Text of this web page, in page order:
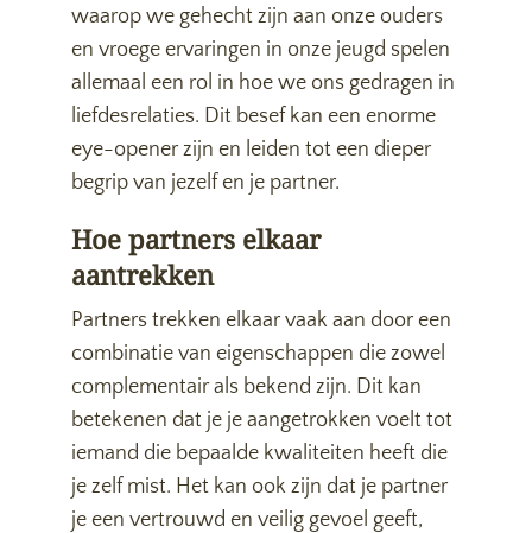
waarop we gehecht zijn aan onze ouders
en vroege ervaringen in onze jeugd spelen
allemaal een rol in hoe we ons gedragen in
liefdesrelaties. Dit besef kan een enorme
eye-opener zijn en leiden tot een dieper
begrip van jezelf en je partner.
Hoe partners elkaar
aantrekken
Partners trekken elkaar vaak aan door een
combinatie van eigenschappen die zowel
complementair als bekend zijn. Dit kan
betekenen dat je je aangetrokken voelt tot
iemand die bepaalde kwaliteiten heeft die
je zelf mist. Het kan ook zijn dat je partner
je een vertrouwd en veilig gevoel geeft,